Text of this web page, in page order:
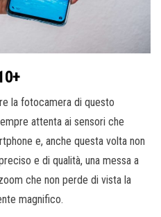
la fotocamera di questo
attenta ai sensori che
e, anche questa volta non
e di qualità, una messa a
che non perde di vista la
magnifico.